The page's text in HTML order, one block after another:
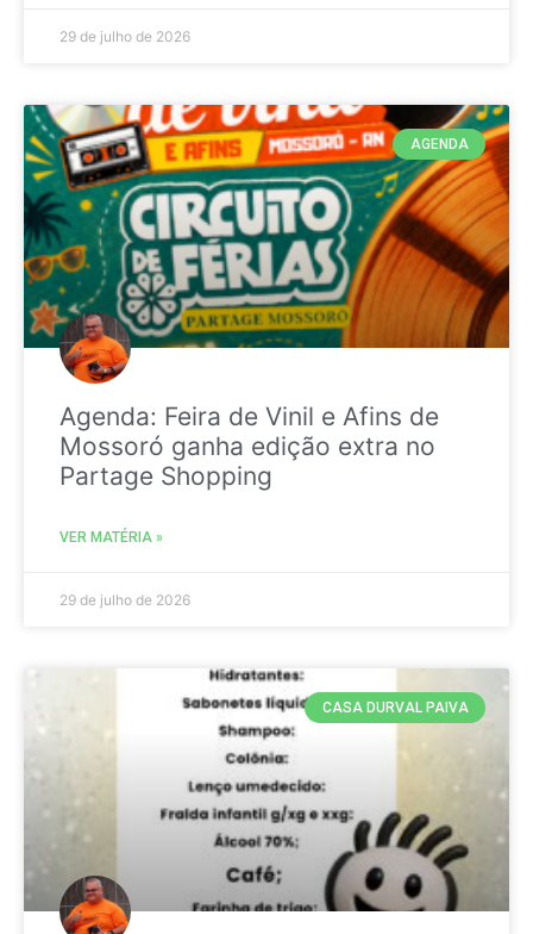
29 de julho de 2026
AGENDA
Agenda: Feira de Vinil e Afins de
Mossoró ganha edição extra no
Partage Shopping
VER MATÉRIA »
29 de julho de 2026
CASA DURVAL PAIVA